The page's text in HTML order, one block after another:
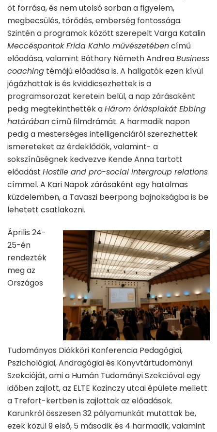
öt forrása, és nem utolsó sorban a figyelem,
megbecsülés, törődés, emberség fontossága.
Szintén a programok között szerepelt Varga Katalin
Meccéspontok Frida Kahlo művészetébencímű
előadása, valamint Báthory Németh AndreaBusiness
coaching témájú előadása is. A hallgatók ezen kívül
jógázhattak is és kviddicsezhettek is a
programsorozat keretein belül, a nap zárásaként
pedig megtekinthették aHárom óriásplakát Ebbing
határábancímű filmdrámát. A harmadik napon
pedig a mesterséges intelligenciáról szerezhettek
ismereteket az érdeklődők, valamint- a
sokszínűségnek kedvezve Kende Anna tartott
előadást Hostile and pro-social intergroup relations
címmel. A Kari Napok zárásaként egy hatalmas
küzdelemben, a Tavaszi beerpong bajnokságba is be
lehetett csatlakozni.
Április 24-
25-én
rendezték
meg az
Országos
Tudományos Diákköri Konferencia Pedagógiai,
Pszichológiai, Andragógiai és Könyvtártudományi
Szekcióját, ami a Humán Tudományi Szekcióval egy
időben zajlott, az ELTE Kazinczy utcai épülete mellett
a Trefort-kertben is zajlottak az előadások.
Karunkról összesen 32 pályamunkát mutattak be,
ezek közül 9 első, 5 második és 4 harmadik, valamint